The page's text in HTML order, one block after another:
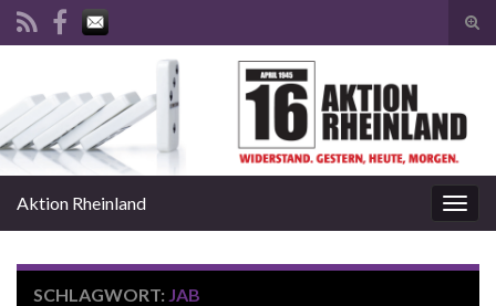
Search for:
Aktion Rheinland
SCHLAGWORT: JAB